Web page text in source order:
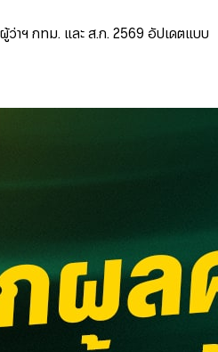
าฯ กทม. และ ส.ก. 2569 อัปเดตแบบ